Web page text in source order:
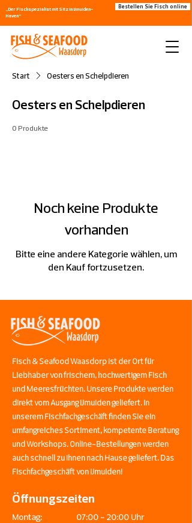
„Der Fischspezialist mit Sitz in IJmuiden-
Haven“
Bestellen Sie Fisch online
Start Oesters en Schelpdieren
Oesters en Schelpdieren
0 Produkte
Noch keine Produkte
vorhanden
Bitte eine andere Kategorie wählen, um
den Kauf fortzusetzen.
Fisch & Seafood Waasdorp ist der Ort für
Liebhaber von frischem, hochwertigem Fisch
und Meeresfrüchten. Unsere Produkte werden
direkt vom Ausgang IJmuiden geliefert. In
unserem Fischfachgeschäft finden Sie ein
umfangreiches Sortiment, kompetente Beratung
und Workshops. Online-Bestellungen werden
auch schnell zu Ihnen nach Hause geliefert. Das
Fischfachgeschäft von IJmuiden!
Öffnungszeiten
Montag:
07:00 - 20:00 Uhr